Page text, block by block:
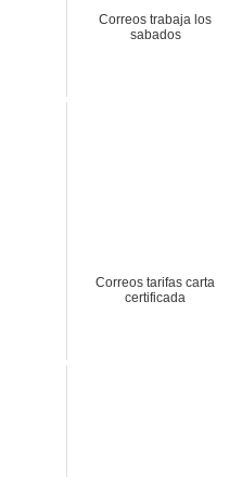
Correos trabaja los
sabados
Correos tarifas carta
certificada